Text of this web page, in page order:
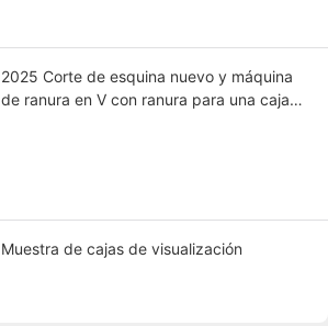
2025 Corte de esquina nuevo y máquina
de ranura en V con ranura para una caja
Muestra de cajas de visualización